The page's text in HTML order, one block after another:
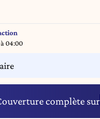
04:00
complète sur